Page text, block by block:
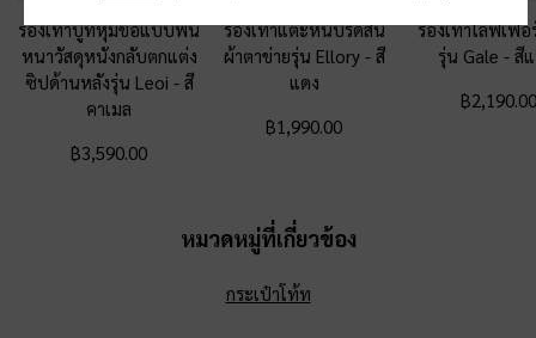
รองเท้าบูทหุ้มข้อแบบพื้น
หนาวัสดุหนังกลับตกแต่ง
ซิปด้านหลังรุ่น Leoi - สี
คาเมล
฿3,590.00
รองเท้าแตะหนีบรัดส้น
ผ้าตาข่ายรุ่น Ellory - สี
แดง
฿1,990.00
รองเท้าโลฟเฟ
รุ่น Gale-สี
฿2,190.00
หมวดหมู่ที่เกี่ยวข้อง
กระเป๋าโท้ท